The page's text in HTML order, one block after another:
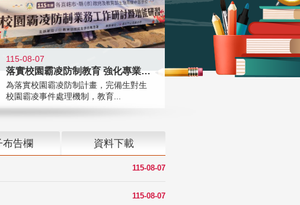
115-08-07
落實校園霸凌防制教育 強化專業知能
為落實校園霸凌防制計畫，完備生對生
校園霸凌事件處理機制，教育...
布告欄 資料下載
115-08-07
115-08-07